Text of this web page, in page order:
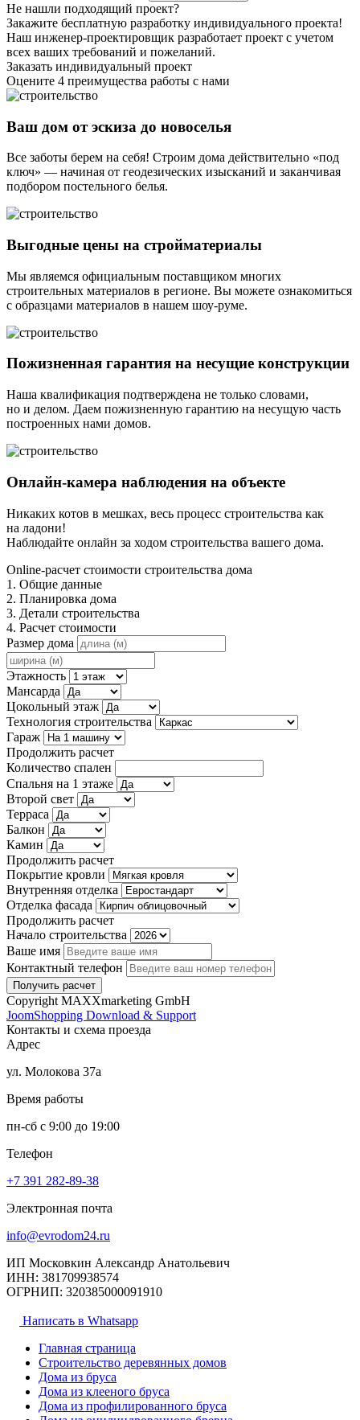
Не нашли подходящий проект?
Закажите бесплатную разработку индивидуального проекта!
Наш инженер-проектировщик разработает проект с учетом
всех ваших требований и пожеланий.
Заказать индивидуальный проект
Оцените 4 преимущества работы с нами
Ваш дом от эскиза до новоселья
Все заботы берем на себя! Строим дома действительно «под
ключ» — начиная от геодезических изысканий и заканчивая
подбором постельного белья.
Выгодные цены на стройматериалы
Мы являемся официальным поставщиком многих
строительных материалов в регионе. Вы можете ознакомиться
с образцами материалов в нашем шоу-руме.
Пожизненная гарантия на несущие конструкции
Наша квалификация подтверждена не только словами,
но и делом. Даем пожизненную гарантию на несущую часть
построенных нами домов.
Онлайн-камера наблюдения на объекте
Никаких котов в мешках, весь процесс строительства как
на ладони!
Наблюдайте онлайн за ходом строительства вашего дома.
Online-расчет стоимости строительства дома
1. Общие данные
2. Планировка дома
3. Детали строительства
4. Расчет стоимости
Размер дома
Этажность
Мансарда
Цокольный этаж
Технология строительства
Гараж
Продолжить расчет
Количество спален
Спальня на 1 этаже
Второй свет
Терраса
Балкон
Камин
Продолжить расчет
Покрытие кровли
Внутренняя отделка
Отделка фасада
Продолжить расчет
Начало строительства
Ваше имя
Контактный телефон
Copyright MAXXmarketing GmbH
JoomShopping Download & Support
Контакты и схема проезда
Адрес
ул. Молокова 37а
Время работы
пн-сб с 9:00 до 19:00
Телефон
+7 391 282-89-38
Электронная почта
info@evrodom24.ru
ИП Московкин Александр Анатольевич
ИНН: 381709938574
ОГРНИП: 320385000091910
Написать в Whatsapp
Главная страница
Строительство деревянных домов
Дома из бруса
Дома из клееного бруса
Дома из профилированного бруса